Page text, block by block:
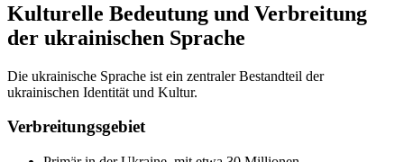
Kulturelle Bedeutung und Verbreitung
der ukrainischen Sprache
Die ukrainische Sprache ist ein zentraler Bestandteil der
ukrainischen Identität und Kultur.
Verbreitungsgebiet